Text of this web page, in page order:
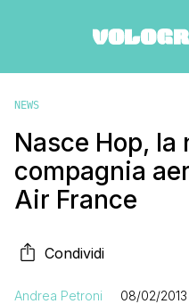
NEWS
Nasce Hop, la
compagnia
Air France
Condividi
Andrea Petroni 08/02/2013